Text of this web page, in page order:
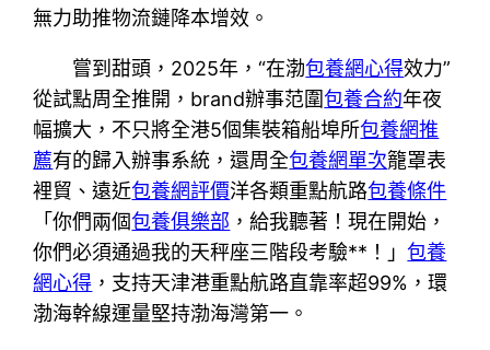
無力助推物流鏈降本增效。
嘗到甜頭，2025年，“在渤包養網心得效力”
從試點周全推開，brand辦事范圍包養合約年夜
幅擴大，不只將全港5個集裝箱船埠所包養網推
薦有的歸入辦事系統，還周全包養網單次籠罩表
裡貿、遠近包養網評價洋各類重點航路包養條件
「你們兩個包養俱樂部 ，給我聽著！現在開始，
你們必須通過我的天秤座三階段考驗**！」包養
網心得 ，支持天津港重點航路直靠率超99%，環
渤海幹線運量堅持渤海灣第一。